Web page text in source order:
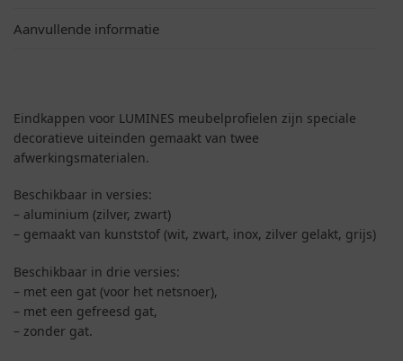
Aanvullende informatie
Eindkappen voor LUMINES meubelprofielen zijn speciale
decoratieve uiteinden gemaakt van twee
afwerkingsmaterialen.
Beschikbaar in versies:
– aluminium (zilver, zwart)
– gemaakt van kunststof (wit, zwart, inox, zilver gelakt, grijs)
Beschikbaar in drie versies:
– met een gat (voor het netsnoer),
– met een gefreesd gat,
– zonder gat.